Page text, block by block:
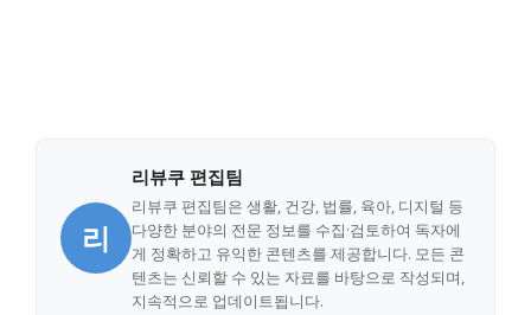
리
리뷰쿠 편집팀
리뷰쿠 편집팀은 생활, 건강, 법률, 육아, 디지털 등
다양한 분야의 전문 정보를 수집·검토하여 독자에
게 정확하고 유익한 콘텐츠를 제공합니다. 모든 콘
텐츠는 신뢰할 수 있는 자료를 바탕으로 작성되며,
지속적으로 업데이트됩니다.